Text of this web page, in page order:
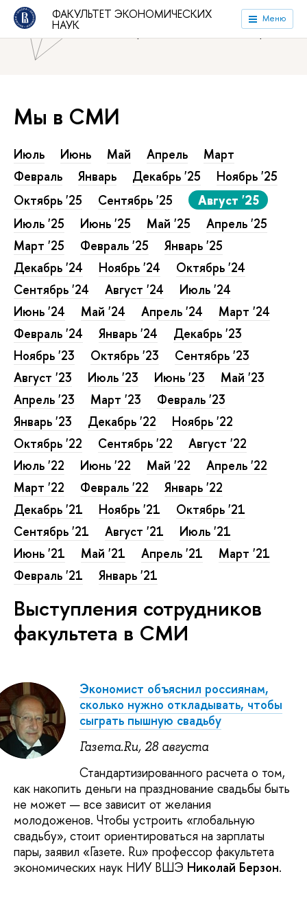
ФАКУЛЬТЕТ ЭКОНОМИЧЕСКИХ
НАУК Меню
Национальный исследовательский университет «Высшая
школа экономики»
Факультет экономических наук
Мы в СМИ
Июль Июнь Май Апрель
Март
Февраль
Январь Декабрь '25
Ноябрь '25
Октябрь '25
Сентябрь '25
Август '25
Июль '25
Июнь '25 Май '25
Апрель '25
Март '25
Февраль '25
Январь '25
Декабрь '24
Ноябрь '24
Октябрь '24
Сентябрь '24
Август '24
Июль '24
Июнь '24
Май '24 Апрель '24
Март '24
Февраль '24
Январь '24
Декабрь '23
Ноябрь '23
Октябрь '23
Сентябрь '23
Август '23
Июль '23 Июнь '23
Май '23
Апрель '23
Март '23
Февраль '23
Январь '23
Декабрь '22
Ноябрь '22
Октябрь '22
Сентябрь '22
Август '22
Июль '22
Июнь '22 Май '22
Апрель '22
Март '22
Февраль '22
Январь '22
Декабрь '21
Ноябрь '21
Октябрь '21
Сентябрь '21
Август '21
Июль '21
Июнь '21
Май '21 Апрель '21
Март '21
Февраль '21
Январь '21
Выступления сотрудников
факультета в СМИ
Экономист объяснил россиянам,
сколько нужно откладывать, чтобы
сыграть пышную свадьбу
Газета.Ru, 28 августа
Стандартизированного расчета о том,
как накопить деньги на празднование свадьбы быть
не может — все зависит от желания
молодоженов. Чтобы устроить «глобальную
свадьбу», стоит ориентироваться на зарплаты
пары, заявил «Газете. Ru» профессор факультета
экономических наук НИУ ВШЭ Николай Берзон.